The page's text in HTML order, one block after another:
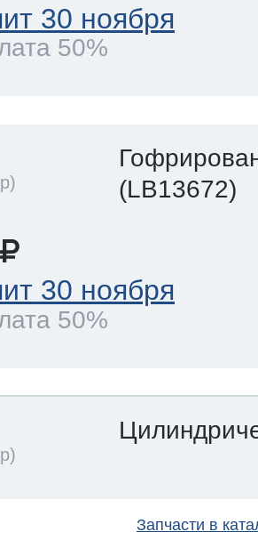
30 ноября
50%
(LB13672)
30 ноября
50%
Запчасти в